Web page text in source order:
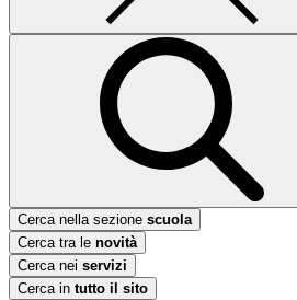
Cerca nella sezione scuola
Cerca tra le novità
Cerca nei servizi
Cerca in tutto il sito